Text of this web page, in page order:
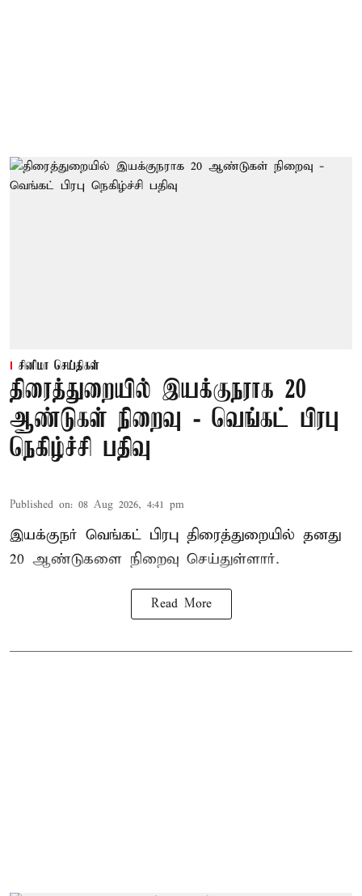
சினிமா செய்திகள்
திரைத்துறையில் இயக்குநராக 20
ஆண்டுகள் நிறைவு - வெங்கட் பிரபு
நெகிழ்ச்சி பதிவு
Published on: 08 Aug 2026, 4:41 pm
இயக்குநர் வெங்கட் பிரபு திரைத்துறையில் தனது
20 ஆண்டுகளை நிறைவு செய்துள்ளார்.
Read More